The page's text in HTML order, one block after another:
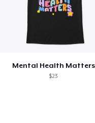
Mental Health Matters
$23